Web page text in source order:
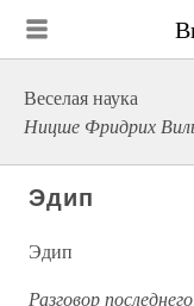
Веселая наука
Ницше Фридрих
Эдип
Эдип
Разговор